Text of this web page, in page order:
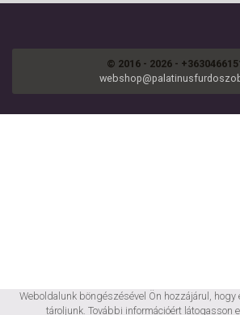
© 2016 - 2026 -
Weboldalunk böngészésével Ön hozzájárul, hogy
tároljunk. További információért látogasson el